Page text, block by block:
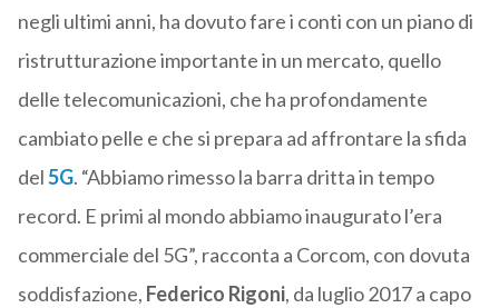
negli ultimi anni, ha dovuto fare i conti con un piano di
ristrutturazione importante in un mercato, quello
delle telecomunicazioni, che ha profondamente
cambiato pelle e che si prepara ad affrontare la sfida
del5G. “Abbiamo rimesso la barra dritta in tempo
record. E primi al mondo abbiamo inaugurato l’era
commerciale del 5G”, racconta a Corcom, con dovuta
soddisfazione, Federico Rigoni, da luglio 2017 a capo